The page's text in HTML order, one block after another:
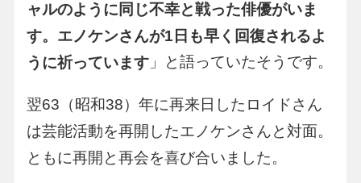
ャルのように同じ不幸と戦った俳優がいま
す。エノケンさんが1日も早く回復されるよ
うに祈っています」と語っていたそうです。
翌63（昭和38）年に再来日したロイドさん
は芸能活動を再開したエノケンさんと対面。
ともに再開と再会を喜び合いました。